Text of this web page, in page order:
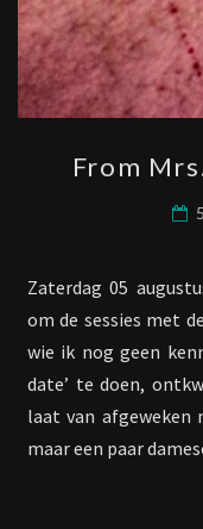
From
Zaterdag 05
om de sessies met
wie ik nog geen
date’ te doen,
laat van afgeweken
maar een paar